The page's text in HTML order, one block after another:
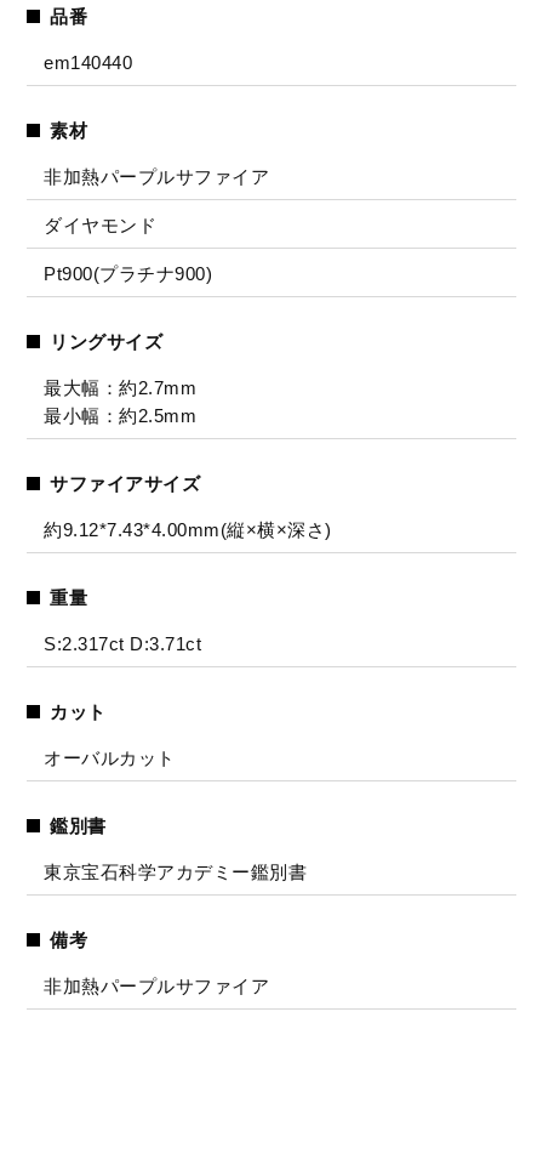
品番
em140440
素材
非加熱パープルサファイア
ダイヤモンド
Pt900(プラチナ900)
リングサイズ
最大幅：約2.7mm
最小幅：約2.5mm
サファイアサイズ
約9.12*7.43*4.00mm(縦×横×深さ)
重量
S:2.317ct D:3.71ct
カット
オーバルカット
鑑別書
東京宝石科学アカデミー鑑別書
備考
非加熱パープルサファイア